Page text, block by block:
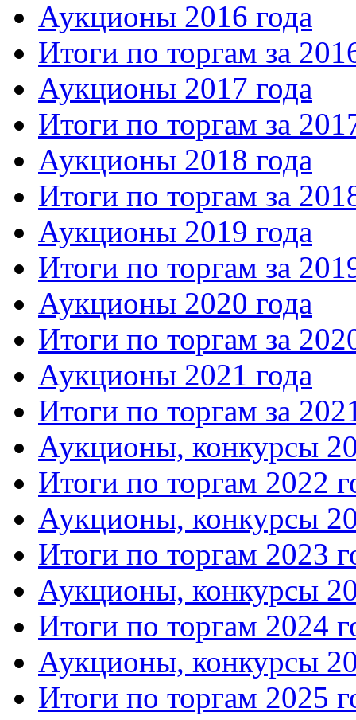
Аукционы 2016 года
Итоги по торгам за
Аукционы 2017 года
Итоги по торгам за
Аукционы 2018 года
Итоги по торгам за
Аукционы 2019 года
Итоги по торгам за
Аукционы 2020 года
Итоги по торгам за
Аукционы 2021 года
Итоги по торгам за
Аукционы, конкурсы
Итоги по торгам 2022
Аукционы, конкурсы
Итоги по торгам 2023
Аукционы, конкурсы
Итоги по торгам 2024
Аукционы, конкурсы
Итоги по торгам 2025